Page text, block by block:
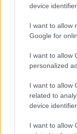
device
I want to allow
Google for
I want to allow
personalized
I want to allow
related to
device
I want to allow
ΕΘΝΟΣ θα